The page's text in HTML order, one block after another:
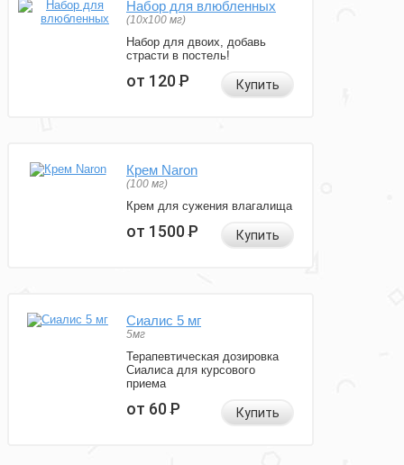
Набор для влюбленных
(10х100 мг)
Набор для двоих, добавь
страсти в постель!
от 120Р Купить
Крем Naron
(100 мг)
Крем для сужения влагалища
от 1500Р Купить
Сиалис 5 мг
5мг
Терапевтическая дозировка
Сиалиса для курсового
приема
от 60Р Купить